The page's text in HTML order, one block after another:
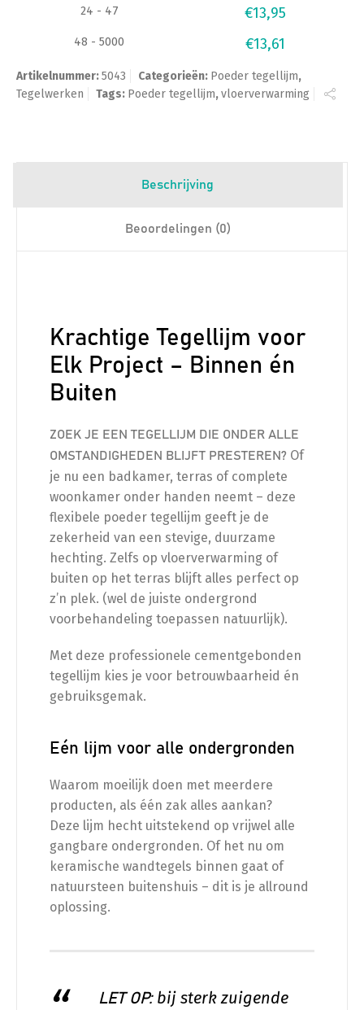
24 - 47
€13,95
48 - 5000 €13,61
Artikelnummer:5043 Categorieën: Poeder tegellijm,
Tegelwerken
Tags: Poeder tegellijm,vloerverwarming
Beschrijving
Beoordelingen (0)
Krachtige Tegellijm voor
Elk Project – Binnen én
Buiten
ZOEK JE EEN TEGELLIJM DIE ONDER ALLE
OMSTANDIGHEDEN BLIJFT PRESTEREN? Of
je nu een badkamer, terras of complete
woonkamer onder handen neemt – deze
flexibele poeder tegellijm geeft je de
zekerheid van een stevige, duurzame
hechting. Zelfs op vloerverwarming of
buiten op het terras blijft alles perfect op
z’n plek. (wel de juiste ondergrond
voorbehandeling toepassen natuurlijk).
Met deze professionele cementgebonden
tegellijm kies je voor betrouwbaarheid én
gebruiksgemak.
Eén lijm voor alle ondergronden
Waarom moeilijk doen met meerdere
producten, als één zak alles aankan?
Deze lijm hecht uitstekend op vrijwel alle
gangbare ondergronden. Of het nu om
keramische wandtegels binnen gaat of
natuursteen buitenshuis – dit is je allround
oplossing.
LET OP:bij sterk zuigende